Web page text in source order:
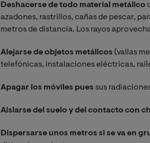
Deshacerse de todo material metálico
azadones, rastrillos, cañas de pescar,
metros de distancia. Los rayos
Alejarse de objetos metálicos (vallas
telefónicas, instalaciones eléctricas,
Apagar los móviles pues sus
Aislarse del suelo y del contacto con
Dispersarse unos metros si se va en